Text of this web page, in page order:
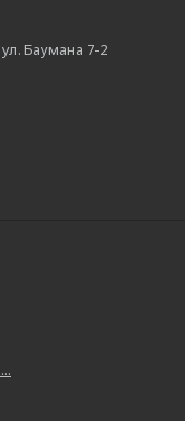
Баумана 7-2